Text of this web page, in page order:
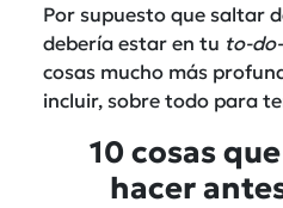
Por supuesto que saltar
debería estar en tu to-
cosas mucho más
incluir, sobre todo para
10 cosas
hacer